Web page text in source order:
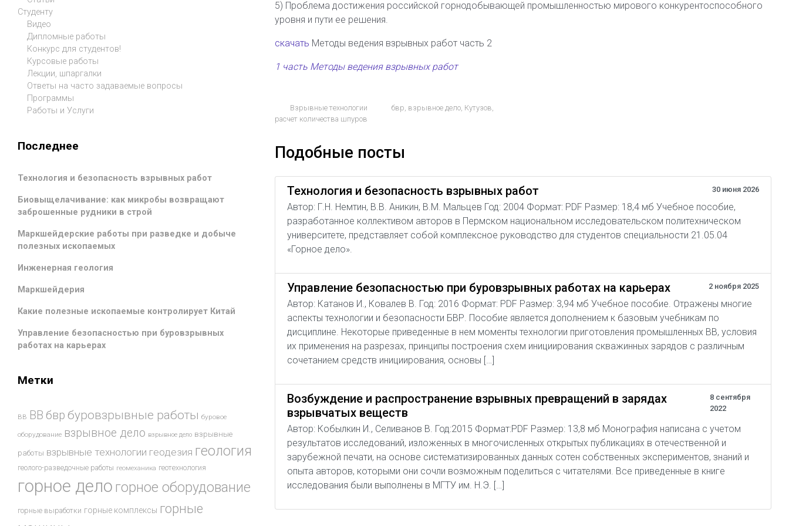
5) Проблема достижения российской горнодобывающей промышленностью мирового конкурентоспособного
уровня и пути ее решения.
скачать Методы ведения взрывных работ часть 2
1 часть Методы ведения взрывных работ
Взрывные технологии бвр, взрывное дело, Кутузов,
расчет количества шпуров
Подобные посты
Технология и безопасность взрывных работ 30 июня 2026
Автор: Г.Н. Немтин, В.В. Аникин, В.М. Мальцев Год: 2004 Формат: PDF Размер: 18,4 мб Учебное пособие,
разработанное коллективом авторов в Пермском национальном исследовательском политехническом
университете, представляет собой комплексное руководство для студентов специальности 21.05.04
«Горное дело».
Управление безопасностью при буровзрывных работах на карьерах 2 ноября 2025
Автор: Катанов И., Ковалев В. Год: 2016 Формат: PDF Размер: 3,94 мб Учебное пособие. Отражены многие
аспекты технологии и безопасности БВР. Пособие является дополнением к базовым учебникам по
дисциплине. Некоторые приведенные в нем моменты технологии приготовления промышленных ВВ, условия
их применения на разрезах, принципы построения схем инициирования скважинных зарядов с различным
сочетанием средств инициирования, основы […]
Возбуждение и распространение взрывных превращений в зарядах
взрывчатых веществ
8 сентября
2022
Автор: Кобылкин И., Селиванов В. Год:2015 Формат:PDF Размер: 13,8 мб Монография написана с учетом
результатов исследований, изложенных в многочисленных открытых публикациях в отечественной и
зарубежной печати, на основе систематизированных данных сотен собственных экспериментов, знаний и
опыта авторов, которыми они сочли возможным поделиться с читателями. Все приведенные в книге
исследования были выполнены в МГТУ им. Н.Э. […]
Студенту
Видео
Дипломные работы
Конкурс для студентов!
Курсовые работы
Лекции, шпаргалки
Ответы на часто задаваемые вопросы
Программы
Работы и Услуги
Последнее
Технология и безопасность взрывных работ
Биовыщелачивание: как микробы возвращают
заброшенные рудники в строй
Маркшейдерские работы при разведке и добыче
полезных ископаемых
Инженерная геология
Маркшейдерия
Какие полезные ископаемые контролирует Китай
Управление безопасностью при буровзрывных
работах на карьерах
Метки
ВВ ВВ бвр буровзрывные работы буровое
оборудование взрывное дело взрывное дело взрывные
работы взрывные технологии геодезия геология
геолого-разведочные работы геомеханика геотехнология
горное дело горное оборудование
горные выработки горные комплексы горные